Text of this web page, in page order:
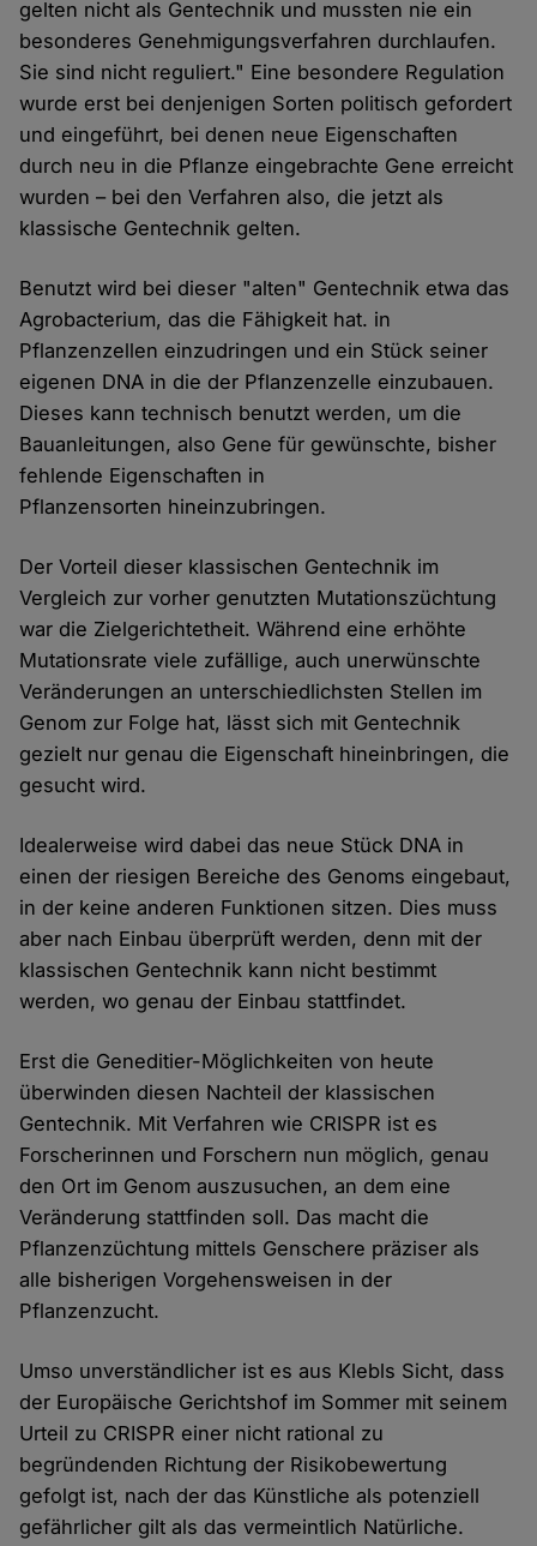
gelten nicht als Gentechnik und mussten nie ein
besonderes Genehmigungsverfahren durchlaufen.
Sie sind nicht reguliert." Eine besondere Regulation
wurde erst bei denjenigen Sorten politisch gefordert
und eingeführt, bei denen neue Eigenschaften
durch neu in die Pflanze eingebrachte Gene erreicht
wurden – bei den Verfahren also, die jetzt als
klassische Gentechnik gelten.
Benutzt wird bei dieser "alten" Gentechnik etwa das
Agrobacterium, das die Fähigkeit hat. in
Pflanzenzellen einzudringen und ein Stück seiner
eigenen DNA in die der Pflanzenzelle einzubauen.
Dieses kann technisch benutzt werden, um die
Bauanleitungen, also Gene für gewünschte, bisher
fehlende Eigenschaften in
Pflanzensorten hineinzubringen.
Der Vorteil dieser klassischen Gentechnik im
Vergleich zur vorher genutzten Mutationszüchtung
war die Zielgerichtetheit. Während eine erhöhte
Mutationsrate viele zufällige, auch unerwünschte
Veränderungen an unterschiedlichsten Stellen im
Genom zur Folge hat, lässt sich mit Gentechnik
gezielt nur genau die Eigenschaft hineinbringen, die
gesucht wird.
Idealerweise wird dabei das neue Stück DNA in
einen der riesigen Bereiche des Genoms eingebaut,
in der keine anderen Funktionen sitzen. Dies muss
aber nach Einbau überprüft werden, denn mit der
klassischen Gentechnik kann nicht bestimmt
werden, wo genau der Einbau stattfindet.
Erst die Geneditier-Möglichkeiten von heute
überwinden diesen Nachteil der klassischen
Gentechnik. Mit Verfahren wie CRISPR ist es
Forscherinnen und Forschern nun möglich, genau
den Ort im Genom auszusuchen, an dem eine
Veränderung stattfinden soll. Das macht die
Pflanzenzüchtung mittels Genschere präziser als
alle bisherigen Vorgehensweisen in der
Pflanzenzucht.
Umso unverständlicher ist es aus Klebls Sicht, dass
der Europäische Gerichtshof im Sommer mit seinem
Urteil zu CRISPR einer nicht rational zu
begründenden Richtung der Risikobewertung
gefolgt ist, nach der das Künstliche als potenziell
gefährlicher gilt als das vermeintlich Natürliche.